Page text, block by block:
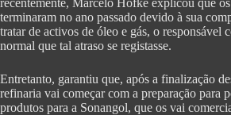
recentemente, Marcelo Hofke explicou que os
terminaram no ano passado devido à sua
tratar de activos de óleo e gás, o responsável
normal que tal atraso se registasse.
Entretanto, garantiu que, após a finalização
refinaria vai começar com a preparação para
produtos para a Sonangol, que os vai